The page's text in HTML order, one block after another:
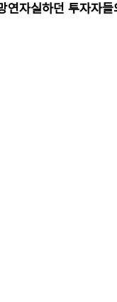
자실하던 투자자